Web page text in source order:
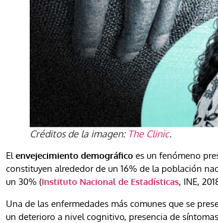
Créditos de la imagen: The Clinic.
Elenvejecimiento demográfico es un fenómeno
constituyen alrededor de un 16% de la población
un 30% (Instituto Nacional de Estadísticas, INE,
Una de las enfermedades más comunes que se
un deterioro a nivel cognitivo, presencia de